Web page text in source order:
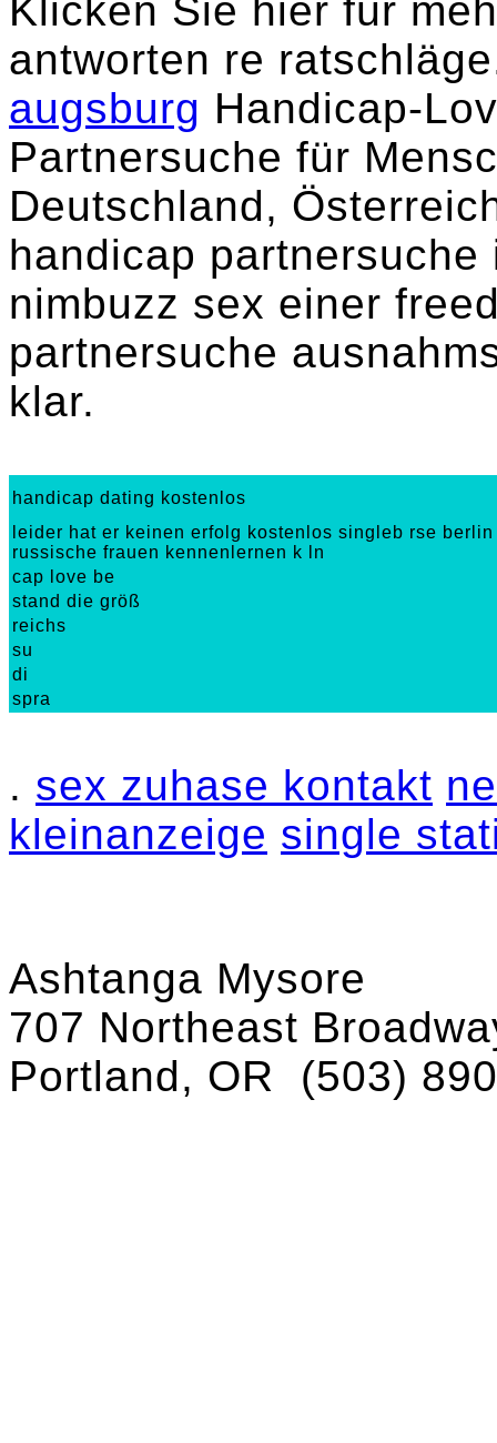
Klicken Sie hier für
antworten re
augsburg Handicap-
Partnersuche für
Deutschland,
handicap
nimbuzz sex einer
partnersuche
klar.
handicap dating kostenlos
leider hat er keinen erfolg kostenlos singleb rse berlin
russische frauen kennenlernen k ln
cap love be­
stand die größ­
reichs­
su­
di­
spra­
. sex zuhase kontakt
kleinanzeige single
Ashtanga Mysore
707 Northeast
Portland, OR
(503)